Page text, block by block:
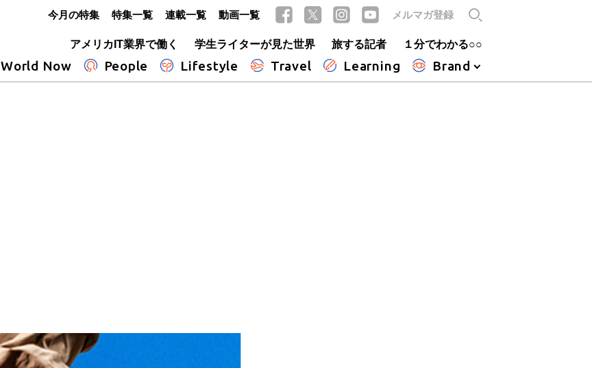
アメリカIT業界で働く
学生ライターが見た世界 旅する記者 １分でわかる○○
World Now People Lifestyle Travel Learning Brand
今月の特集 特集一覧 連載一覧 動画一覧 メルマガ登録